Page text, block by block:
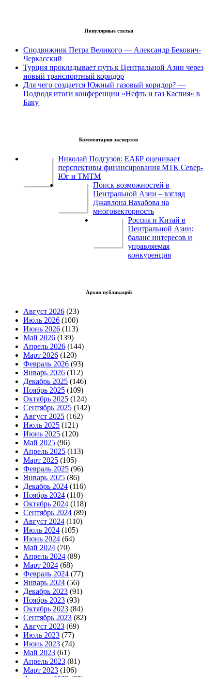
Популярные статьи
Сподвижник Петра Великого — Александр Бекович-
Черкасский
Турция прокладывает путь к Центральной Азии через
новый транспортный коридор
Для чего создается Южный газовый коридор? —
Подводя итоги конференции «Нефть и газ Каспия» в
Баку
Комментарии экспертов
Николай Подгузов: ЕАБР оценивает
перспективы финансирования МТК Север-
Юг и ТМТМ
Поиск возможностей в
Центральной Азии – взгляд
Джавлона Вахабова на
многовекторность
Россия и Китай в
Центральной Азии:
баланс интересов и
управляемая
конкуренция
Архив публикаций
Август 2026 (23)
Июль 2026 (100)
Июнь 2026 (113)
Май 2026 (139)
Апрель 2026 (144)
Март 2026 (120)
Февраль 2026 (93)
Январь 2026 (112)
Декабрь 2025 (146)
Ноябрь 2025 (109)
Октябрь 2025 (124)
Сентябрь 2025 (142)
Август 2025 (162)
Июль 2025 (121)
Июнь 2025 (120)
Май 2025 (96)
Апрель 2025 (113)
Март 2025 (105)
Февраль 2025 (96)
Январь 2025 (86)
Декабрь 2024 (116)
Ноябрь 2024 (110)
Октябрь 2024 (118)
Сентябрь 2024 (89)
Август 2024 (110)
Июль 2024 (105)
Июнь 2024 (64)
Май 2024 (70)
Апрель 2024 (89)
Март 2024 (68)
Февраль 2024 (77)
Январь 2024 (56)
Декабрь 2023 (91)
Ноябрь 2023 (93)
Октябрь 2023 (84)
Сентябрь 2023 (82)
Август 2023 (69)
Июль 2023 (77)
Июнь 2023 (74)
Май 2023 (61)
Апрель 2023 (81)
Март 2023 (106)